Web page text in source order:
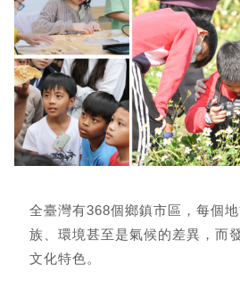
全臺灣有368個鄉鎮市區，每個
族、環境甚至是氣候的差異，而
文化特色。